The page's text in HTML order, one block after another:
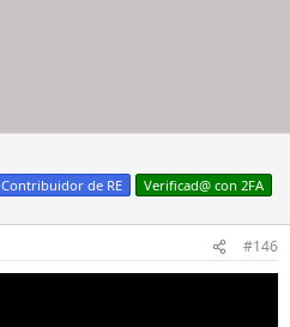
Contribuidor de RE Verificad@ con 2FA
#146